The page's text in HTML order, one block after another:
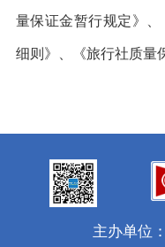
量保证金暂行规定》
细则》、《旅行社质量
主办单位